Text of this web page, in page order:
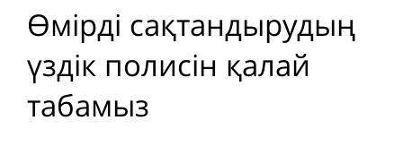
Өмірді сақтандырудың
үздік полисін қалай
табамыз